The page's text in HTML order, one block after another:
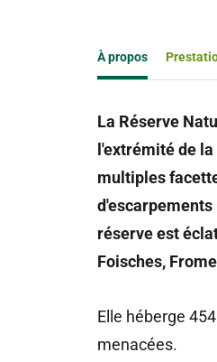
À propos
La Réserve
l'extrémité de
multiples
réserve est
Foisches,
Elle héberge
menacées.